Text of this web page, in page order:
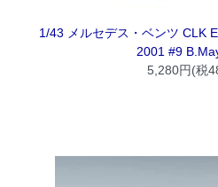
1/43 メルセデス・ベンツ CLK
2001 #9
5,280円(税